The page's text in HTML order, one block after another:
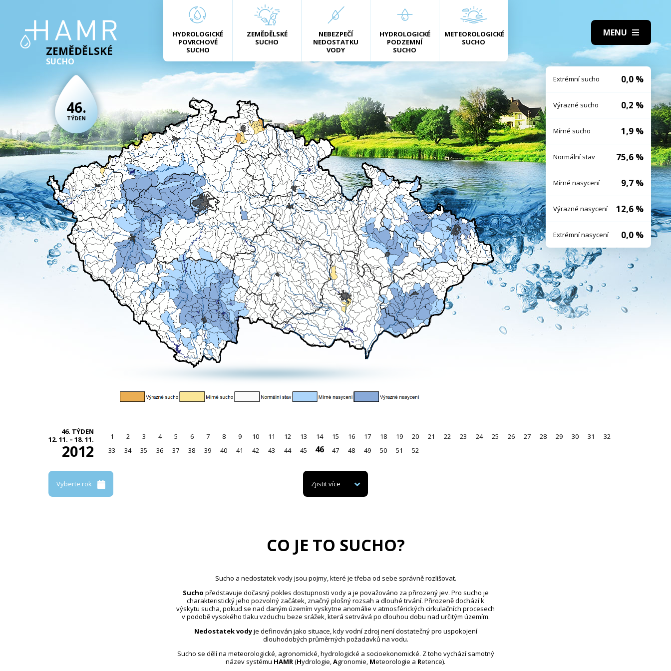
HYDROLOGICKÉ
POVRCHOVÉ
SUCHO
ZEMĚDĚLSKÉ
SUCHO
NEBEZPEČÍ
NEDOSTATKU
VODY
HYDROLOGICKÉ
PODZEMNÍ
SUCHO
METEOROLOGICKÉ
SUCHO
ZEMĚDĚLSKÉ
SUCHO
46.
TÝDEN
46. TÝDEN
12. 11. – 18. 11.
2012
1 2 3 4 5 6 7 8 9 10 11 12 13 14 15 16 17 18 19 20 21 22 23 24 25 26 27 28 29 30 31
32
33
34 35 36 37 38 39 40 41 42 43 44 45 46 47 48 49 50 51 52
Extrémní sucho 0,0 %
Výrazné sucho 0,2 %
Mírné sucho 1,9 %
Normální stav 75,6 %
Mírné nasycení 9,7 %
Výrazné nasycení 12,6 %
Extrémní nasycení 0,0 %
Vyberte rok Zjistit více
CO JE TO SUCHO?
Sucho a nedostatek vody jsou pojmy, které je třeba od sebe správně rozlišovat.
Sucho představuje dočasný pokles dostupnosti vody a je považováno za přirozený jev. Pro sucho je
charakteristický jeho pozvolný začátek, značný plošný rozsah a dlouhé trvání. Přirozeně dochází k
výskytu sucha, pokud se nad daným územím vyskytne anomálie v atmosférických cirkulačních procesech
v podobě vysokého tlaku vzduchu beze srážek, která setrvává po dlouhou dobu nad určitým územím.
Nedostatek vodyje definován jako situace, kdy vodní zdroj není dostatečný pro uspokojení
dlouhodobých průměrných požadavků na vodu.
Sucho se dělí na meteorologické, agronomické, hydrologické a socioekonomické. Z toho vychází samotný
název systému HAMR(Hydrologie,Agronomie, Meteorologie a Retence).